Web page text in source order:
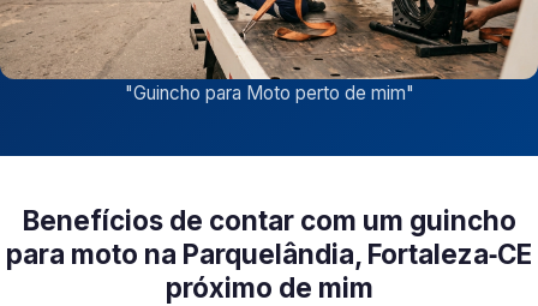
"Guincho para Moto perto de mim"
Benefícios de contar com um guincho
para moto na Parquelândia, Fortaleza‑CE
próximo de mim